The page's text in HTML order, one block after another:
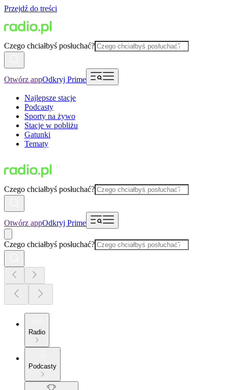
Przejdź do treści
Czego chciałbyś posłuchać?
Otwórz appOdkryj Prime
Najlepsze stacje
Podcasty
Sporty na żywo
Stacje w pobliżu
Gatunki
Tematy
Czego chciałbyś posłuchać?
Otwórz appOdkryj Prime
Czego chciałbyś posłuchać?
Radio
Podcasty